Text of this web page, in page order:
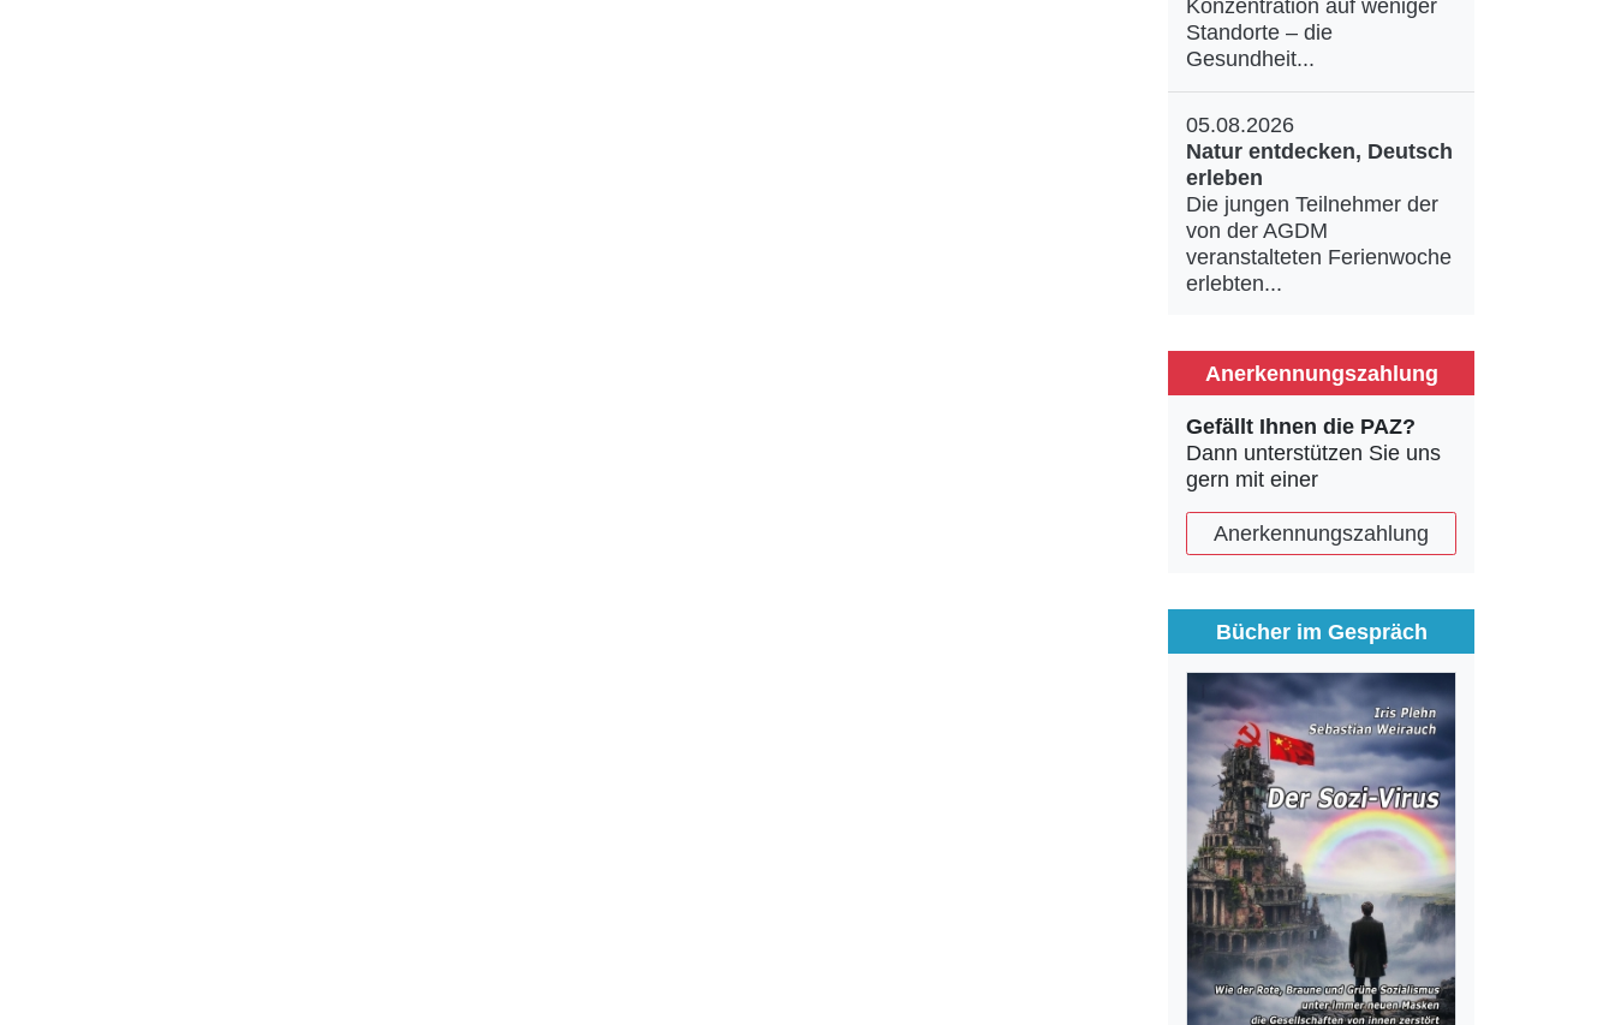
Konzentration auf weniger
Standorte – die
Gesundheit...
05.08.2026
Natur entdecken, Deutsch
erleben
Die jungen Teilnehmer der
von der AGDM
veranstalteten Ferienwoche
erlebten...
Anerkennungszahlung
Gefällt Ihnen die PAZ?
Dann unterstützen Sie uns
gern mit einer
Anerkennungszahlung
Bücher im Gespräch